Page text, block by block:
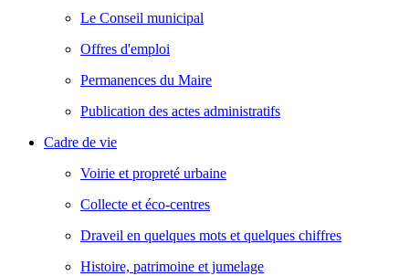
Le Conseil municipal
Offres d'emploi
Permanences du Maire
Publication des actes administratifs
Cadre de vie
Voirie et propreté urbaine
Collecte et éco-centres
Draveil en quelques mots et quelques chiffres
Histoire, patrimoine et jumelage